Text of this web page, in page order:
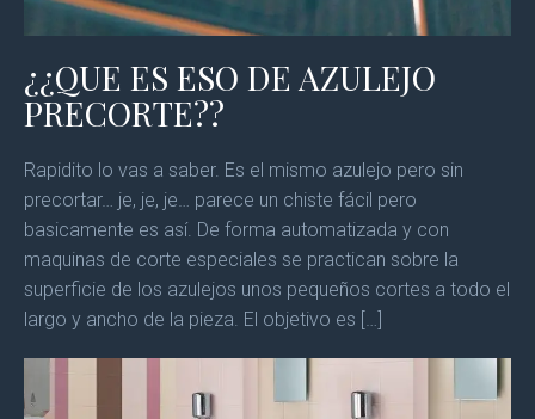
¿¿QUE ES ESO DE AZULEJO
PRECORTE??
Rapidito lo vas a saber. Es el mismo azulejo pero sin
precortar… je, je, je… parece un chiste fácil pero
basicamente es así. De forma automatizada y con
maquinas de corte especiales se practican sobre la
superficie de los azulejos unos pequeños cortes a todo el
largo y ancho de la pieza. El objetivo es […]